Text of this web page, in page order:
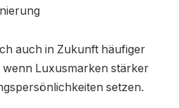
auch in Zukunft häufiger
Luxusmarken stärker
setzen.